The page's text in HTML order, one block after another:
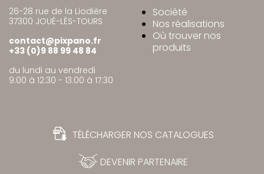
26-28 rue de la Liodière
37300 JOUÉ-LÈS-TOURS
contact@pixpano.fr
+33 (0)9 88 99 48 84
du lundi au vendredi
9:00 à 12:30 - 13:00 à 17:30
Société
Nos réalisations
Où trouver nos
produits
TÉLÉCHARGER NOS CATALOGUES
DEVENIR PARTENAIRE